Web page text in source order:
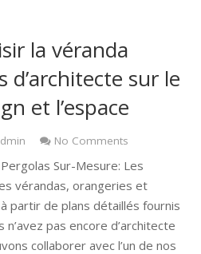
la véranda
d’architecte sur le
et l’espace
No Comments
Sur-Mesure: Les
vérandas, orangeries et
partir de plans détaillés fournis
pas encore d’architecte
collaborer avec l’un de nos